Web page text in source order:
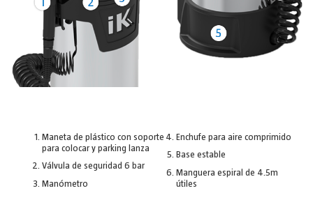
Maneta de plástico con soporte
para colocar y parking lanza
Válvula de seguridad 6 bar
Manómetro
Enchufe para aire comprimido
Base estable
Manguera espiral de 4.5m
útiles